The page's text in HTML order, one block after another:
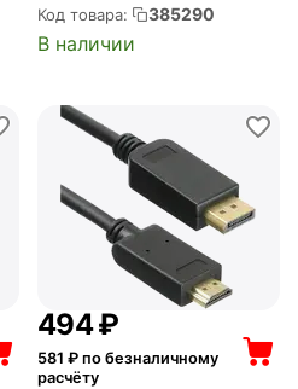
однонаправленный
конвертор сигнала с
DisplayPort в HDMI, 3м,
HDMI-030)
Код товара: 385290
В наличии
‍494‍₽
581 ₽ по безналичному
расчёту